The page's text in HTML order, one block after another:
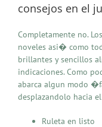
consejos en el
Completamente no.
noveles asi� como
brillantes y sencillos
indicaciones. Como
abarca algun modo
desplazandolo hacia
Ruleta en listo